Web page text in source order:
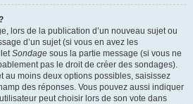
lors de la publication d’un nouveau sujet ou
d’un sujet (si vous en avez les
Sondage sous la partie message (si vous ne
pas le droit de créer des sondages).
au moins deux options possibles, saisissez
des réponses. Vous pouvez aussi indiquer
peut choisir lors de son vote dans